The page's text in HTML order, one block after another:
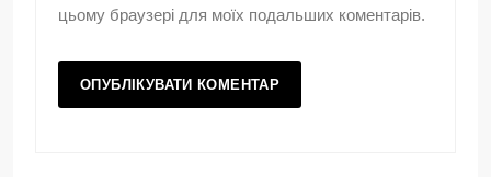
цьому браузері для моїх подальших коментарів.